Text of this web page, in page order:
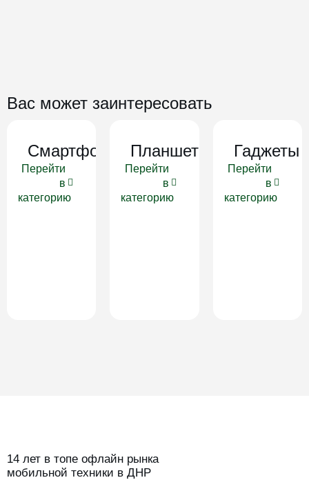
Вас может заинтересовать
Смартфоны
Перейти
в
категорию
Планшеты
Перейти
в
категорию
Гаджеты
Перейти
в
категорию
14 лет в топе офлайн рынка
мобильной техники в ДНР